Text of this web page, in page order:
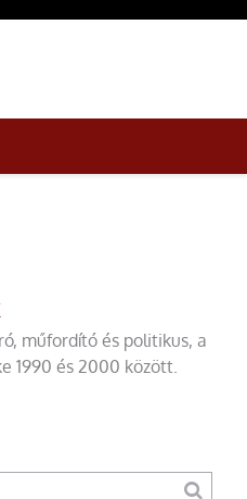
műfordító és politikus, a
1990 és 2000 között.